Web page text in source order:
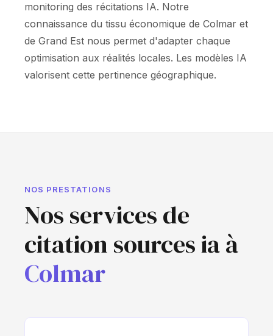
monitoring des récitations IA. Notre
connaissance du tissu économique de Colmar et
de Grand Est nous permet d'adapter chaque
optimisation aux réalités locales. Les modèles IA
valorisent cette pertinence géographique.
NOS PRESTATIONS
Nos services de
citation sources ia à
Colmar